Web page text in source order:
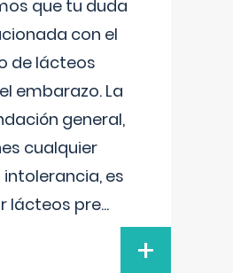
que tu duda
con el
de lácteos
embarazo. La
general,
cualquier
es
lácteos pre...
+